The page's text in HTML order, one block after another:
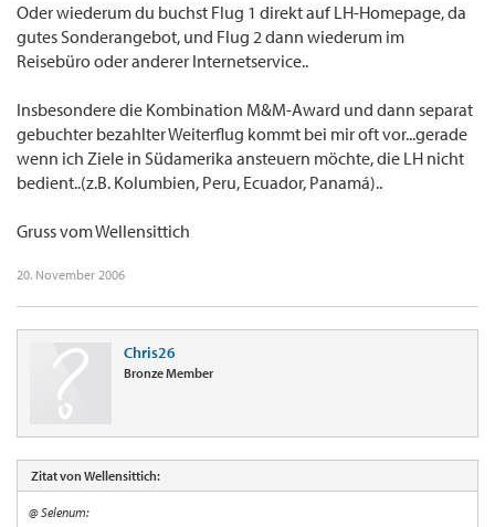
Oder wiederum du buchst Flug 1 direkt auf LH-Homepage, da
gutes Sonderangebot, und Flug 2 dann wiederum im
Reisebüro oder anderer Internetservice..
Insbesondere die Kombination M&M-Award und dann separat
gebuchter bezahlter Weiterflug kommt bei mir oft vor...gerade
wenn ich Ziele in Südamerika ansteuern möchte, die LH nicht
bedient..(z.B. Kolumbien, Peru, Ecuador, Panamá)..
Gruss vom Wellensittich
20. November 2006
Chris26
Bronze Member
Zitat von Wellensittich:
@ Selenum: